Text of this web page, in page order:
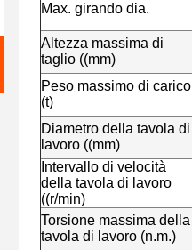
Max. girando dia.
Altezza massima di
taglio ((mm)
Peso massimo di carico
(t)
Diametro della tavola di
lavoro ((mm)
Intervallo di velocità
della tavola di lavoro
((r/min)
Torsione massima della
tavola di lavoro (n.m.)